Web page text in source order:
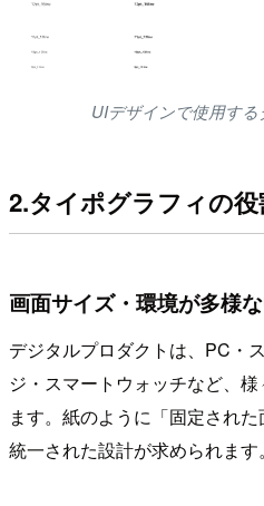
UIデザインで使用す
2.タイポグラフィの
画面サイズ・環境が多様
デジタルプロダクトは、PC・
ジ・スマートウォッチなど、
ます。紙のように「固定され
統一された設計が求められます。